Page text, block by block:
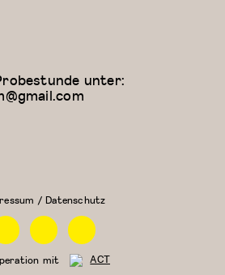
unter:
/ Datenschutz
FacebookInstagramLinkedin
mit